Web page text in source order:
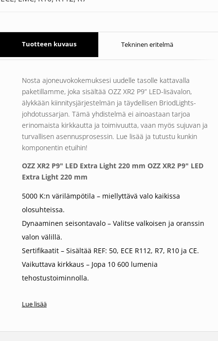
Tuotteen kuvaus Tekninen eritelmä
Nosta ajoneuvokokemuksesi uudelle tasolle kattavalla
paketillamme, joka sisältää OZZ XR2 P9” LED-lisävalon,
älykkään kiinnitysjärjestelmän ja täydellisen BriodLights-
johdotussarjan. Tämä yhdistelmä ei ainoastaan tarjoa
erinomaista kirkkautta ja toimivuutta, vaan myös sujuvan ja
turvallisen asennusprosessin. Lue lisää ja tutustu kunkin
komponentin etuihin!
OZZ XR2 P9" LED Extra Light 220 mm OZZ XR2 P9" LED
Extra Light 220 mm
5000 K:n värilämpötila – miellyttävä valo kaikissa
olosuhteissa.
Dynaaminen seisontavalo – Valitse valkoisen ja oranssin
valon välillä.
Sertifikaatit – Sisältää REF: 50, ECE R112, R7, R10 ja CE.
Vaikuttava kirkkaus – Jopa 10 600 lumenia
tehostustoiminnolla.
Korkealaatuinen rakenne – kestävää alumiinia ja
Yksinkertainen liitäntä – DT4 uros+naaras.
Lue lisää